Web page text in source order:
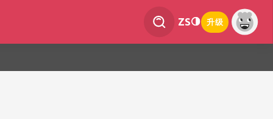
ZS 升级